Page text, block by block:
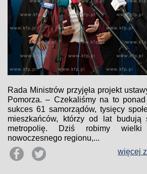
Rada Ministrów przyjęła projekt
Pomorza. – Czekaliśmy na to
sukces 61 samorządów, tysięcy
mieszkańców, którzy od lat budują
metropolię. Dziś robimy
nowoczesnego regionu,...
więcej